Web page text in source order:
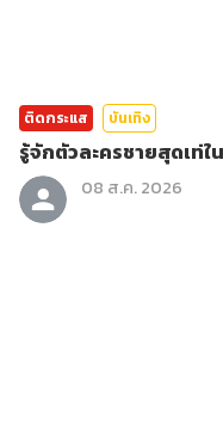
ติดกระแส บันเทิง
รู้จักตัวละครชายสุดเท่ใ
08 ส.ค. 2026